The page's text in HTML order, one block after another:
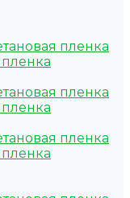
пленка
пленка
пленка